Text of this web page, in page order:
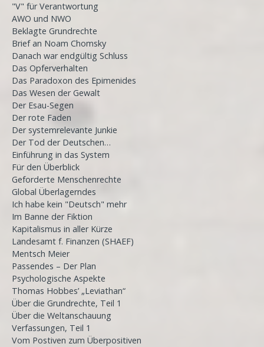
"V" für Verantwortung
AWO und NWO
Beklagte Grundrechte
Brief an Noam Chomsky
Danach war endgültig Schluss
Das Opferverhalten
Das Paradoxon des Epimenides
Das Wesen der Gewalt
Der Esau-Segen
Der rote Faden
Der systemrelevante Junkie
Der Tod der Deutschen…
Einführung in das System
Für den Überblick
Geforderte Menschenrechte
Global Überlagerndes
Ich habe kein "Deutsch" mehr
Im Banne der Fiktion
Kapitalismus in aller Kürze
Landesamt f. Finanzen (SHAEF)
Mentsch Meier
Passendes – Der Plan
Psychologische Aspekte
Thomas Hobbes’ „Leviathan“
Über die Grundrechte, Teil 1
Über die Weltanschauung
Verfassungen, Teil 1
Vom Postiven zum Überpositiven